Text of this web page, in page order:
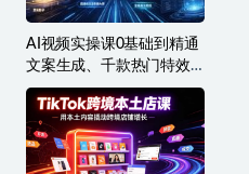
AI视频实操课0基础到精通
文案生成、千款热门特效
剪辑、短视频带货起号、
直播间流量拉升全链路落
地